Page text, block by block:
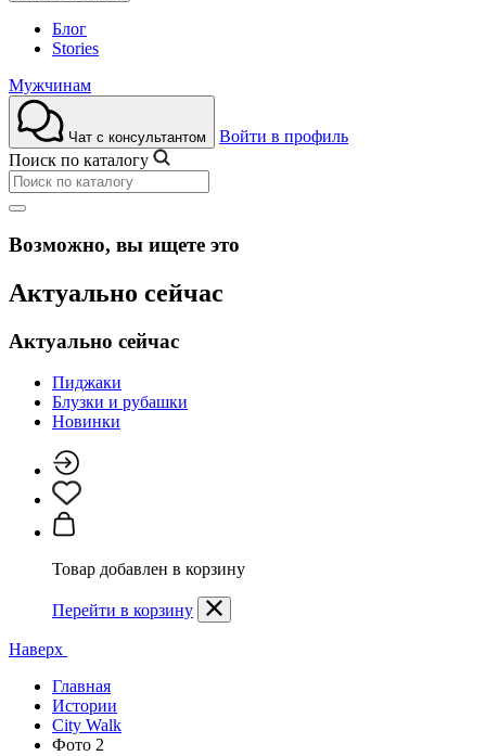
Блог
Stories
Мужчинам
Чат с консультантом
Войти в профиль
Поиск по каталогу
Возможно, вы ищете это
Актуально сейчас
Актуально сейчас
Пиджаки
Блузки и рубашки
Новинки
Товар добавлен в корзину
Перейти в корзину
Наверх
Главная
Истории
City Walk
Фото 2